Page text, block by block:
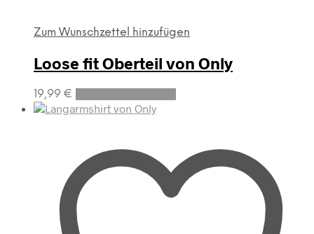
Zum Wunschzettel hinzufügen
Loose fit Oberteil von Only
19,99 €
Dieses
auf.
Die
Optionen
können